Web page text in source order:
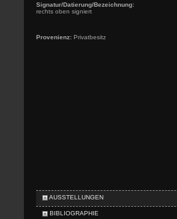
Signatur/Datierung/Bezeichnung:
rechts oben signiert
Provenienz: Privatbesitz
AUSSTELLUNGEN
BIBLIOGRAPHIE